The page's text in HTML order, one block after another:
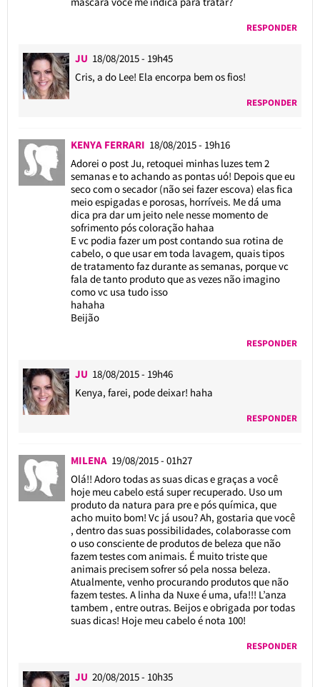
RESPONDER
JU 18/08/2015 - 19h45
Cris, a do Lee! Ela encorpa bem os fios!
RESPONDER
KENYA FERRARI 18/08/2015 - 19h16
Adorei o post Ju, retoquei minhas luzes tem 2
semanas e to achando as pontas uó! Depois que eu
seco com o secador (não sei fazer escova) elas fica
meio espigadas e porosas, horríveis. Me dá uma
dica pra dar um jeito nele nesse momento de
sofrimento pós coloração hahaa
E vc podia fazer um post contando sua rotina de
cabelo, o que usar em toda lavagem, quais tipos
de tratamento faz durante as semanas, porque vc
fala de tanto produto que as vezes não imagino
como vc usa tudo isso
hahaha
Beijão
RESPONDER
JU 18/08/2015 - 19h46
Kenya, farei, pode deixar! haha
RESPONDER
MILENA 19/08/2015 - 01h27
Olá!! Adoro todas as suas dicas e graças a você
hoje meu cabelo está super recuperado. Uso um
produto da natura para pre e pós química, que
acho muito bom! Vc já usou? Ah, gostaria que você
, dentro das suas possibilidades, colaborasse com
o uso consciente de produtos de beleza que não
fazem testes com animais. É muito triste que
animais precisem sofrer só pela nossa beleza.
Atualmente, venho procurando produtos que não
fazem testes. A linha da Nuxe é uma, ufa!!! L’anza
tambem , entre outras. Beijos e obrigada por todas
suas dicas! Hoje meu cabelo é nota 100!
RESPONDER
JU 20/08/2015 - 10h35